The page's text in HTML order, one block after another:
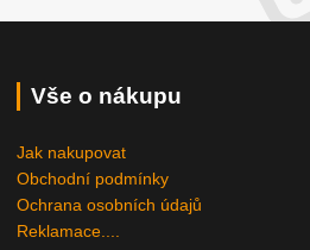
Vše o nákupu
Jak nakupovat
Obchodní podmínky
Ochrana osobních údajů
Reklamace....